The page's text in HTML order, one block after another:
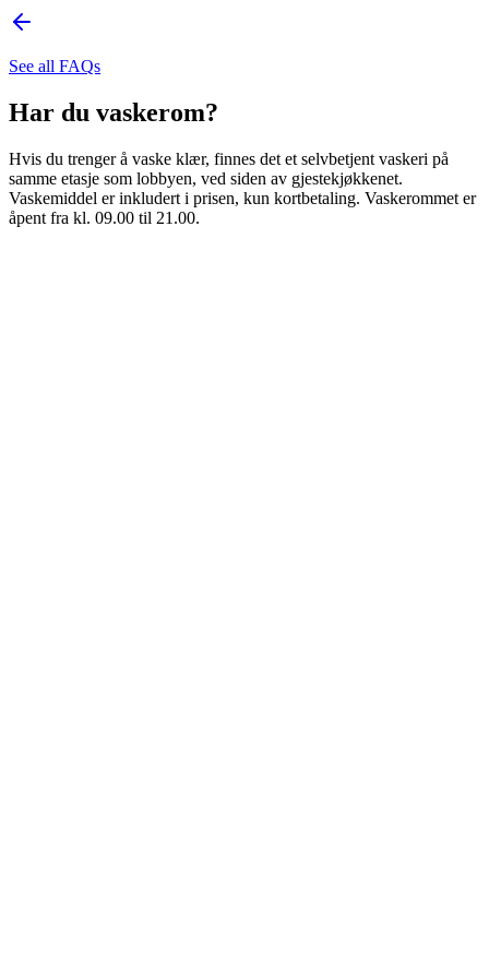
See all FAQs
Har du vaskerom?
Hvis du trenger å vaske klær, finnes det et selvbetjent vaskeri på
samme etasje som lobbyen, ved siden av gjestekjøkkenet.
Vaskemiddel er inkludert i prisen, kun kortbetaling. Vaskerommet er
åpent fra kl. 09.00 til 21.00.